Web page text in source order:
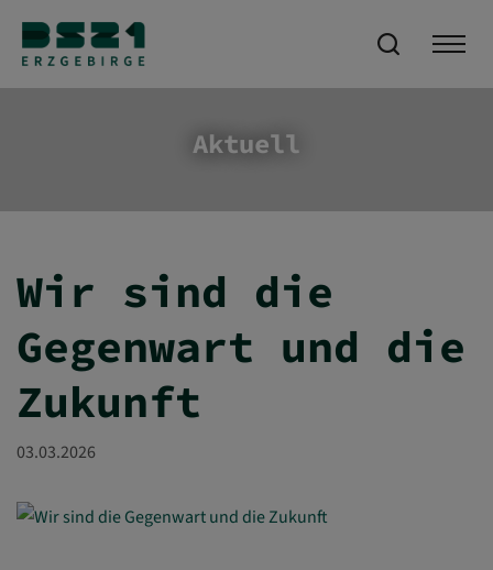
Aktuell
Wir sind die
Gegenwart und die
Zukunft
03.03.2026